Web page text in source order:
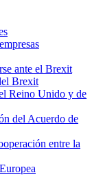
ante el Brexit
Brexit
Reino Unido y de
del Acuerdo de
entre la